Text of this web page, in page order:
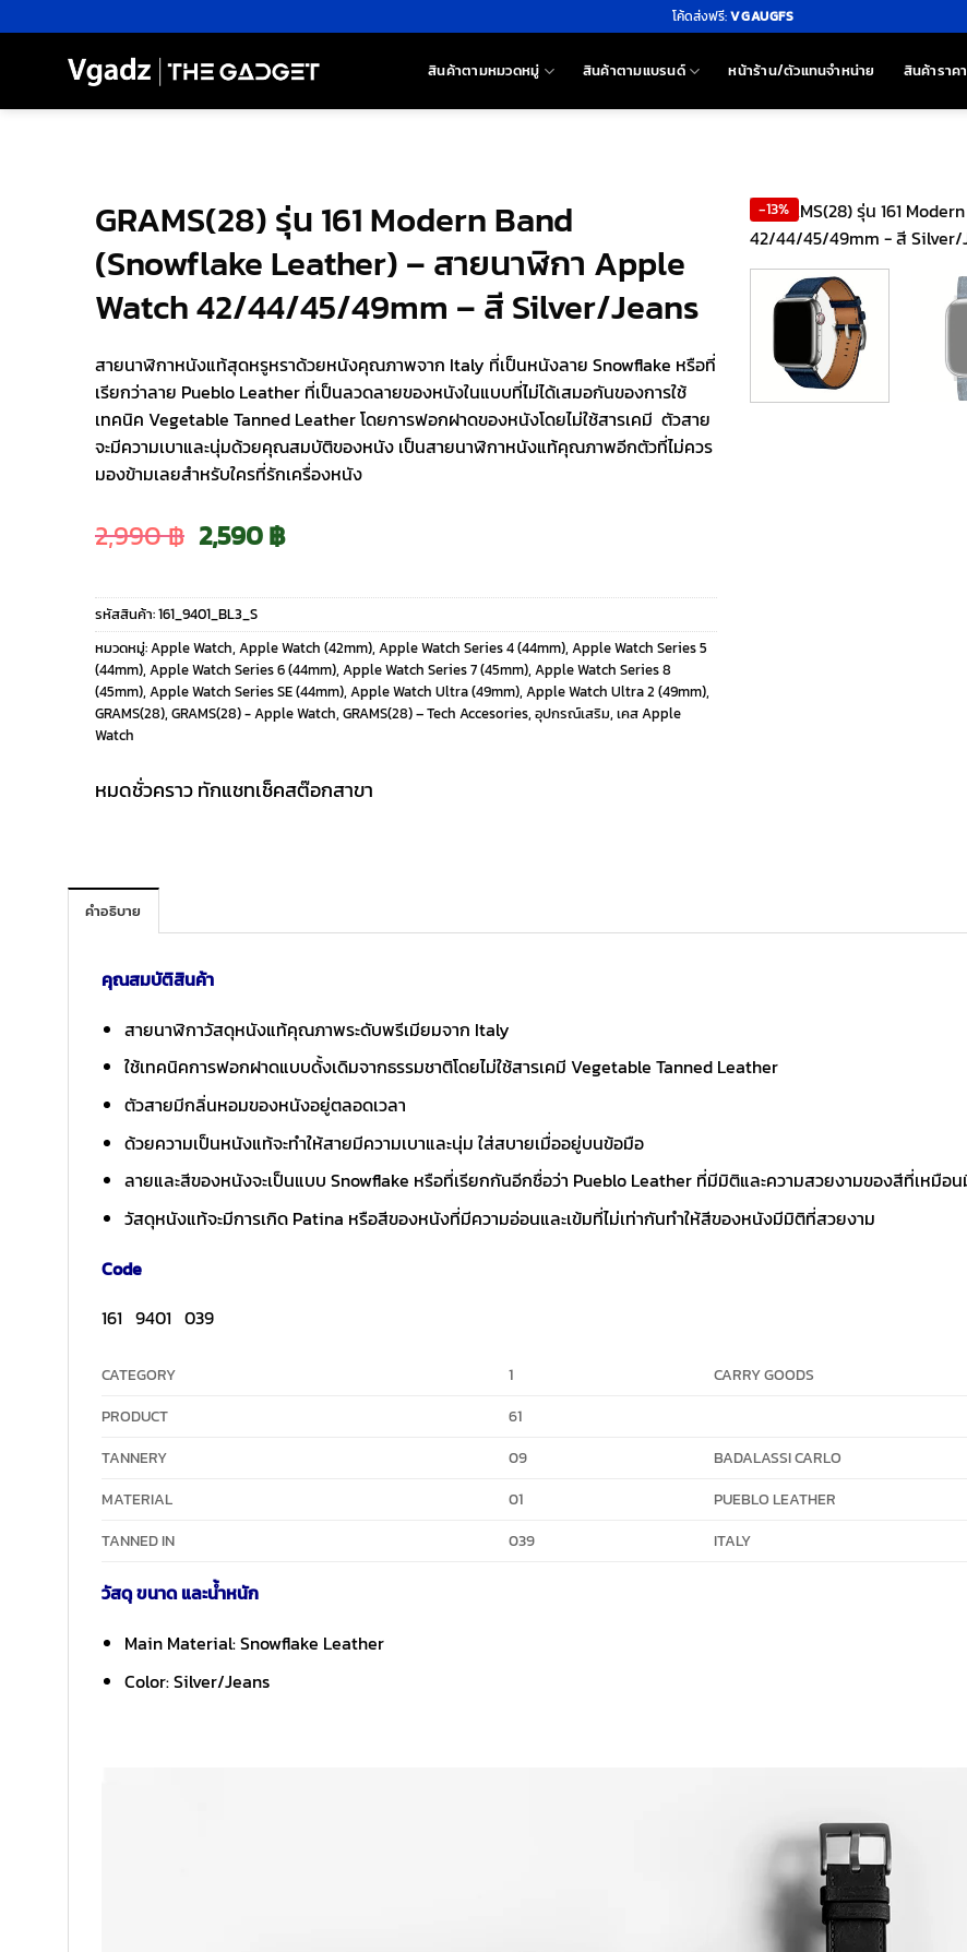
ไป
โค้ดส่งฟรี:VGAUGFS
สินค้าตามหมวดหมู่ สินค้าตามแบรนด์ หน้าร้าน/ตัวแทนจำหน่าย สินค้าราค
GRAMS(28) รุ่น 161 Modern Band
(Snowflake Leather) – สายนาฬิกา Apple
Watch 42/44/45/49mm – สี Silver/Jeans
สายนาฬิกาหนังแท้สุดหรูหราด้วยหนังคุณภาพจาก Italy ที่เป็นหนังลาย Snowflake หรือที่
เรียกว่าลาย Pueblo Leather ที่เป็นลวดลายของหนังในแบบที่ไม่ได้เสมอกันของการใช้
เทคนิค Vegetable Tanned Leather โดยการฟอกฝาดของหนังโดยไม่ใช้สารเคมี ตัวสาย
จะมีความเบาและนุ่มด้วยคุณสมบัติของหนัง เป็นสายนาฬิกาหนังแท้คุณภาพอีกตัวที่ไม่ควร
มองข้ามเลยสำหรับใครที่รักเครื่องหนัง
2,990฿ Original
price
was:
2,990 ฿.
2,590฿Current
price
is:
2,590 ฿.
รหัสสินค้า:161_9401_BL3_S
หมวดหมู่:Apple Watch, Apple Watch (42mm), Apple Watch Series 4 (44mm), Apple Watch Series 5
(44mm), Apple Watch Series 6 (44mm), Apple Watch Series 7 (45mm), Apple Watch Series 8
(45mm), Apple Watch Series SE (44mm), Apple Watch Ultra (49mm), Apple Watch Ultra 2 (49mm),
GRAMS(28), GRAMS(28) - Apple Watch, GRAMS(28) – Tech Accesories, อุปกรณ์เสริม, เคส Apple
Watch
หมดชั่วคราว ทักแชทเช็คสต๊อกสาขา
-13%
คำอธิบาย
คุณสมบัติสินค้า
สายนาฬิกาวัสดุหนังแท้คุณภาพระดับพรีเมียมจาก Italy
ใช้เทคนิคการฟอกฝาดแบบดั้งเดิมจากธรรมชาติโดยไม่ใช้สารเคมี Vegetable Tanned Leather
ตัวสายมีกลิ่นหอมของหนังอยู่ตลอดเวลา
ด้วยความเป็นหนังแท้จะทำให้สายมีความเบาและนุ่ม ใส่สบายเมื่ออยู่บนข้อมือ
ลายและสีของหนังจะเป็นแบบ Snowflake หรือที่เรียกกันอีกชื่อว่า Pueblo Leather ที่มีมิติและความสวยงามของสีที่เหมือ
วัสดุหนังแท้จะมีการเกิด Patina หรือสีของหนังที่มีความอ่อนและเข้มที่ไม่เท่ากันทำให้สีของหนังมีมิติที่สวยงาม
Code
161 9401 039
CATEGORY 1
CARRY GOODS
PRODUCT
61
TANNERY
09
BADALASSI CARLO
MATERIAL
01
PUEBLO LEATHER
TANNED IN
039 ITALY
วัสดุ ขนาด และน้ำหนัก
Main Material: Snowflake Leather
Color: Silver/Jeans